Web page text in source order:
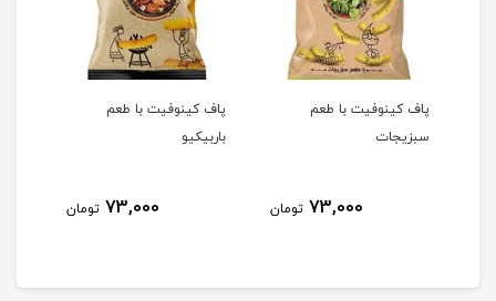
پاف کینوفیت با طعم
سبزیجات
73,000 تومان
پاف کینوفیت با طعم
باربیکیو
73,000 تومان